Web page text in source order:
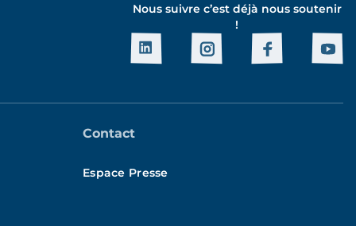
Nous suivre c’est déjà nous soutenir
!
Contact
Espace Presse